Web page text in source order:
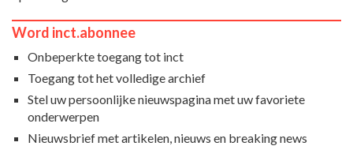
Word inct.abonnee
Onbeperkte toegang tot inct
Toegang tot het volledige archief
Stel uw persoonlijke nieuwspagina met uw favoriete
onderwerpen
Nieuwsbrief met artikelen, nieuws en breaking news